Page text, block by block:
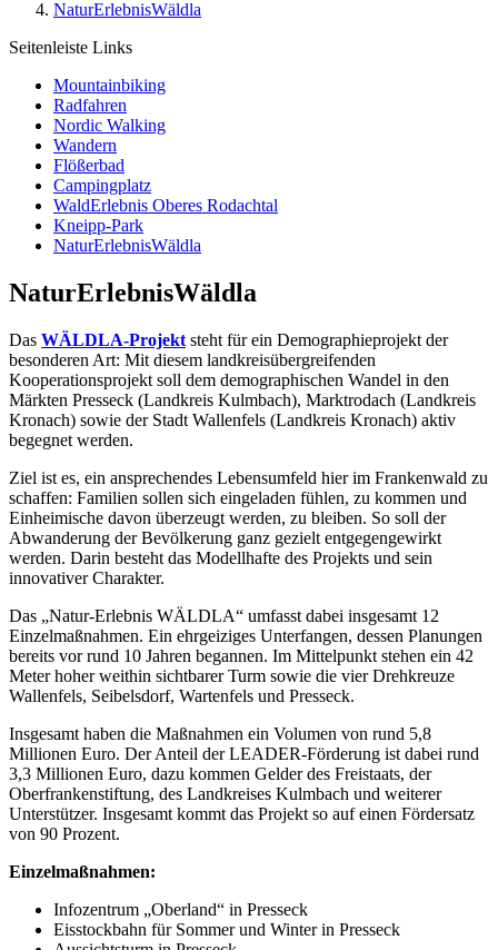
NaturErlebnisWäldla
Seitenleiste Links
Mountainbiking
Radfahren
Nordic Walking
Wandern
Flößerbad
Campingplatz
WaldErlebnis Oberes Rodachtal
Kneipp-Park
NaturErlebnisWäldla
NaturErlebnisWäldla
Das WÄLDLA-Projekt steht für ein Demographieprojekt der
besonderen Art: Mit diesem landkreisübergreifenden
Kooperationsprojekt soll dem demographischen Wandel in den
Märkten Presseck (Landkreis Kulmbach), Marktrodach (Landkreis
Kronach) sowie der Stadt Wallenfels (Landkreis Kronach) aktiv
begegnet werden.
Ziel ist es, ein ansprechendes Lebensumfeld hier im Frankenwald zu
schaffen: Familien sollen sich eingeladen fühlen, zu kommen und
Einheimische davon überzeugt werden, zu bleiben. So soll der
Abwanderung der Bevölkerung ganz gezielt entgegengewirkt
werden. Darin besteht das Modellhafte des Projekts und sein
innovativer Charakter.
Das „Natur-Erlebnis WÄLDLA“ umfasst dabei insgesamt 12
Einzelmaßnahmen. Ein ehrgeiziges Unterfangen, dessen Planungen
bereits vor rund 10 Jahren begannen. Im Mittelpunkt stehen ein 42
Meter hoher weithin sichtbarer Turm sowie die vier Drehkreuze
Wallenfels, Seibelsdorf, Wartenfels und Presseck.
Insgesamt haben die Maßnahmen ein Volumen von rund 5,8
Millionen Euro. Der Anteil der LEADER-Förderung ist dabei rund
3,3 Millionen Euro, dazu kommen Gelder des Freistaats, der
Oberfrankenstiftung, des Landkreises Kulmbach und weiterer
Unterstützer. Insgesamt kommt das Projekt so auf einen Fördersatz
von 90 Prozent.
Einzelmaßnahmen:
Infozentrum „Oberland“ in Presseck
Eisstockbahn für Sommer und Winter in Presseck